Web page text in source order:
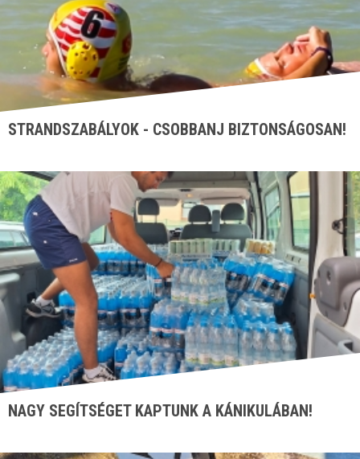
STRANDSZABÁLYOK - CSOBBANJ BIZTONSÁGOSAN!
NAGY SEGÍTSÉGET KAPTUNK A KÁNIKULÁBAN!